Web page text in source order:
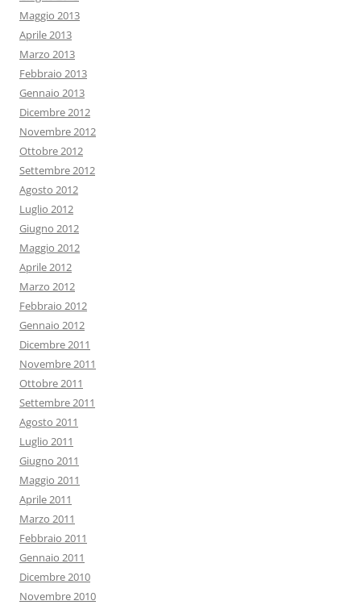
Maggio 2013
Aprile 2013
Marzo 2013
Febbraio 2013
Gennaio 2013
Dicembre 2012
Novembre 2012
Ottobre 2012
Settembre 2012
Agosto 2012
Luglio 2012
Giugno 2012
Maggio 2012
Aprile 2012
Marzo 2012
Febbraio 2012
Gennaio 2012
Dicembre 2011
Novembre 2011
Ottobre 2011
Settembre 2011
Agosto 2011
Luglio 2011
Giugno 2011
Maggio 2011
Aprile 2011
Marzo 2011
Febbraio 2011
Gennaio 2011
Dicembre 2010
Novembre 2010